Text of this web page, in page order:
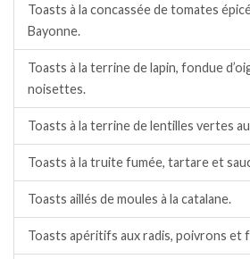
Toasts à la concassée de tomates
Bayonne.
Toasts à la terrine de lapin, fondue
noisettes.
Toasts à la terrine de lentilles vertes
Toasts à la truite fumée, tartare et
Toasts aillés de moules à la catalane.
Toasts apéritifs aux radis, poivrons et